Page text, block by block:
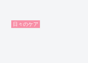
日々のケア